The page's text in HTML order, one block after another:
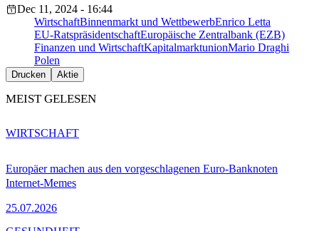
Dec 11, 2024 - 16:44
WirtschaftBinnenmarkt und WettbewerbEnrico Letta
EU-RatspräsidentschaftEuropäische Zentralbank (EZB)
Finanzen und WirtschaftKapitalmarktunionMario Draghi
Polen
Drucken Aktie
MEIST GELESEN
Europäer machen aus den vorgeschlagenen Euro-Banknoten
Internet-Memes
25.07.2026
WIRTSCHAFT